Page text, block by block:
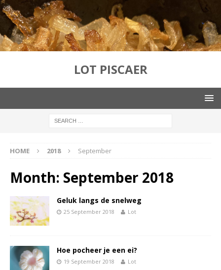
LOT PISCAER
HOME 2018 September
Month: September 2018
Geluk langs de snelweg
25 September 2018 Lot
Hoe pocheer je een ei?
19 September 2018 Lot